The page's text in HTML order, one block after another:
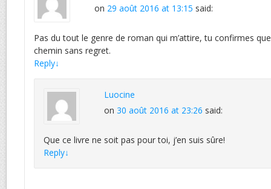
on 29 août 2016 at 13:15 said:
Pas du tout le genre de roman qui m’attire, tu confirmes
chemin sans regret.
Reply↓
Luocine
on 30 août 2016 at 23:26 said:
Que ce livre ne soit pas pour toi, j’en suis sûre!
Reply↓